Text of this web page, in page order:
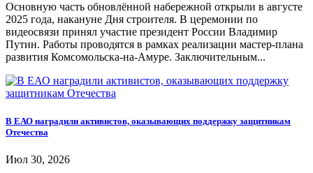
Основную часть обновлённой набережной открыли в августе
2025 года, накануне Дня строителя. В церемонии по
видеосвязи принял участие президент России Владимир
Путин. Работы проводятся в рамках реализации мастер-плана
развития Комсомольска-на-Амуре. Заключительным...
В ЕАО наградили активистов, оказывающих поддержку защитникам
Отечества
Июл 30, 2026